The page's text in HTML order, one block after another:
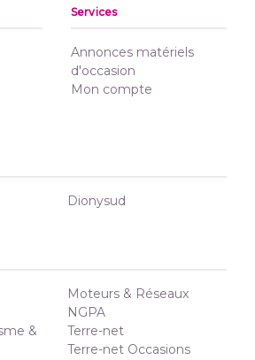
Services
Annonces matériels
d'occasion
Mon compte
Dionysud
&
Moteurs & Réseaux
NGPA
Terre-net
Terre-net Occasions